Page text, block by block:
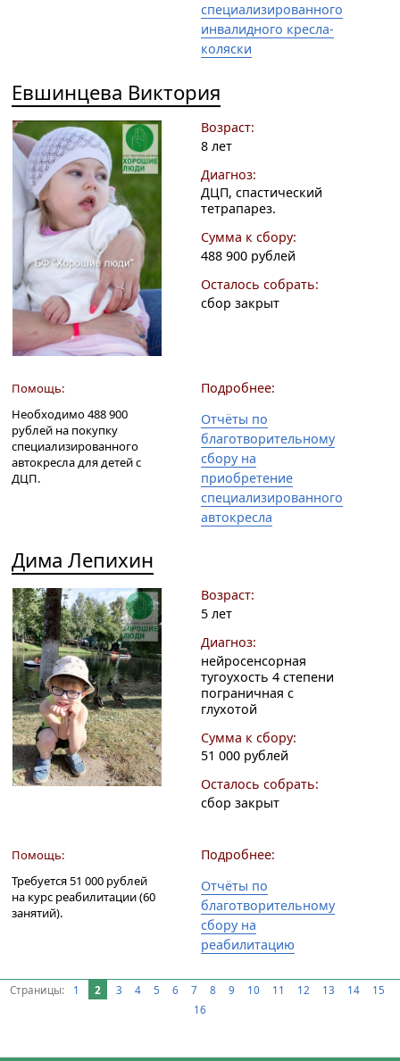
специализированного
инвалидного кресла-
коляски
Евшинцева Виктория
Возраст:
8 лет
Диагноз:
ДЦП, спастический
тетрапарез.
Сумма к сбору:
488 900 рублей
Осталось собрать:
сбор закрыт
Помощь:
Необходимо 488 900
рублей на покупку
специализированного
автокресла для детей с
ДЦП.
Подробнее:
Отчёты по
благотворительному
сбору на
приобретение
специализированного
автокресла
Дима Лепихин
Возраст:
5 лет
Диагноз:
нейросенсорная
тугоухость 4 степени
пограничная с
глухотой
Сумма к сбору:
51 000 рублей
Осталось собрать:
сбор закрыт
Помощь:
Требуется 51 000 рублей
на курс реабилитации (60
занятий).
Подробнее:
Отчёты по
благотворительному
сбору на
реабилитацию
Страницы: 1 2 3 4 5 6 7 8 9 10 11 12 13 14
15
16